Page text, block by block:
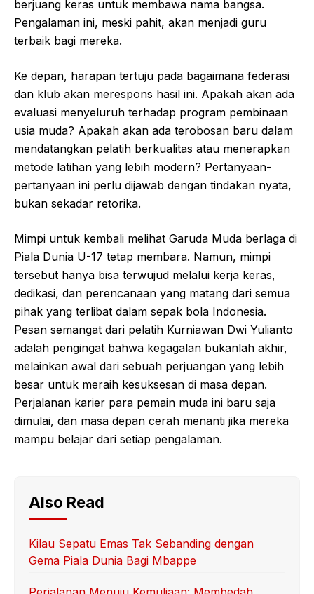
berjuang keras untuk membawa nama bangsa.
Pengalaman ini, meski pahit, akan menjadi guru
terbaik bagi mereka.
Ke depan, harapan tertuju pada bagaimana federasi
dan klub akan merespons hasil ini. Apakah akan ada
evaluasi menyeluruh terhadap program pembinaan
usia muda? Apakah akan ada terobosan baru dalam
mendatangkan pelatih berkualitas atau menerapkan
metode latihan yang lebih modern? Pertanyaan-
pertanyaan ini perlu dijawab dengan tindakan nyata,
bukan sekadar retorika.
Mimpi untuk kembali melihat Garuda Muda berlaga di
Piala Dunia U-17 tetap membara. Namun, mimpi
tersebut hanya bisa terwujud melalui kerja keras,
dedikasi, dan perencanaan yang matang dari semua
pihak yang terlibat dalam sepak bola Indonesia.
Pesan semangat dari pelatih Kurniawan Dwi Yulianto
adalah pengingat bahwa kegagalan bukanlah akhir,
melainkan awal dari sebuah perjuangan yang lebih
besar untuk meraih kesuksesan di masa depan.
Perjalanan karier para pemain muda ini baru saja
dimulai, dan masa depan cerah menanti jika mereka
mampu belajar dari setiap pengalaman.
Also Read
Kilau Sepatu Emas Tak Sebanding dengan
Gema Piala Dunia Bagi Mbappe